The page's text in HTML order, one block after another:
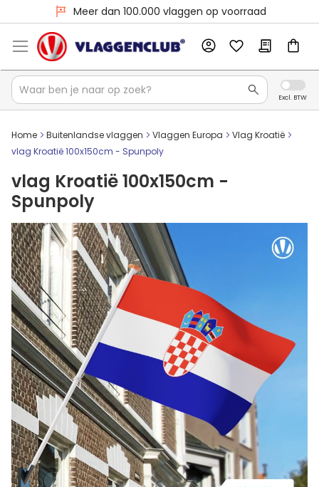
Meer dan 100.000 vlaggen op voorraad
Home Buitenlandse vlaggen Vlaggen Europa
Vlag Kroatië
vlag Kroatië 100x150cm - Spunpoly
vlag Kroatië 100x150cm -
Spunpoly